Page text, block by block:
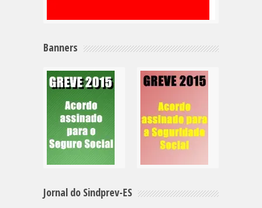
Banners
Jornal do Sindprev-ES